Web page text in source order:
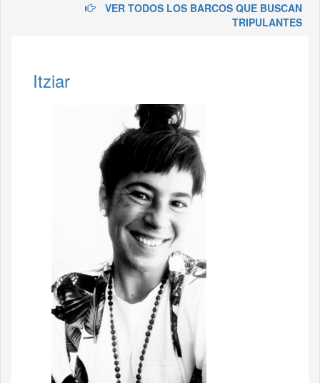
VER TODOS LOS BARCOS QUE BUSCAN
TRIPULANTES
Itziar